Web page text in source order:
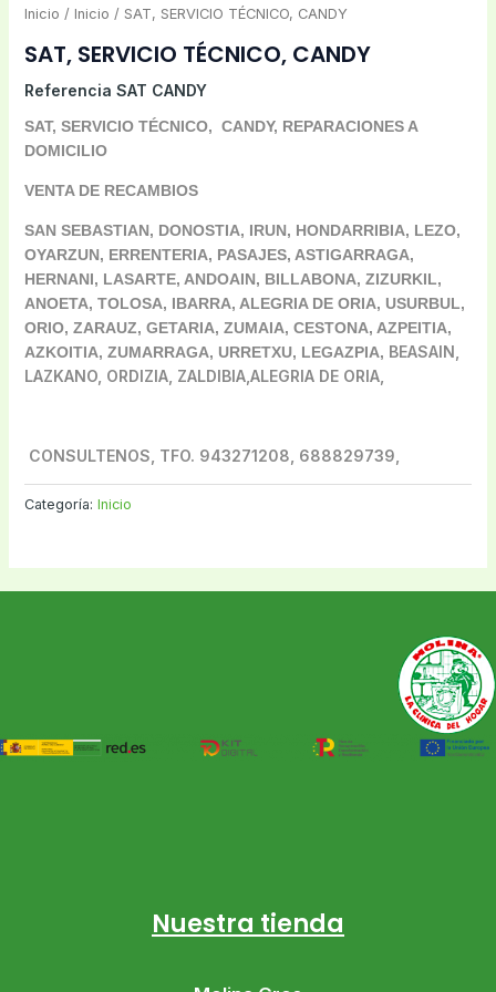
Inicio / Inicio / SAT, SERVICIO TÉCNICO, CANDY
SAT, SERVICIO TÉCNICO, CANDY
Referencia SAT CANDY
SAT, SERVICIO TÉCNICO, CANDY, REPARACIONES A
DOMICILIO
VENTA DE RECAMBIOS
SAN SEBASTIAN, DONOSTIA, IRUN, HONDARRIBIA, LEZO,
OYARZUN, ERRENTERIA, PASAJES, ASTIGARRAGA,
HERNANI, LASARTE, ANDOAIN, BILLABONA, ZIZURKIL,
ANOETA, TOLOSA, IBARRA, ALEGRIA DE ORIA, USURBUL,
ORIO, ZARAUZ, GETARIA, ZUMAIA, CESTONA, AZPEITIA,
AZKOITIA, ZUMARRAGA, URRETXU, LEGAZPIA, BEASAIN,
LAZKANO, ORDIZIA, ZALDIBIA,ALEGRIA DE ORIA,
CONSULTENOS, TFO. 943271208, 688829739,
Categoría: Inicio
Nuestra tienda